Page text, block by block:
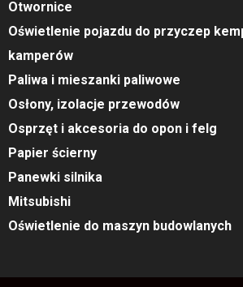
Otwornice
Oświetlenie pojazdu do przyczep
kamperów
Paliwa i mieszanki paliwowe
Osłony, izolacje przewodów
Osprzęt i akcesoria do opon i felg
Papier ścierny
Panewki silnika
Mitsubishi
Oświetlenie do maszyn budowlanych